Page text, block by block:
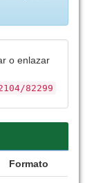
o enlazar
82299
Formato